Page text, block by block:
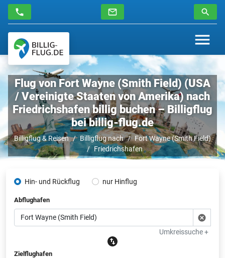
Flug von Fort Wayne (Smith Field) (USA
/ Vereinigte Staaten von Amerika) nach
Friedrichshafen billig buchen – Billigflug
bei billig-flug.de
Billigflug & Reisen Billigflug nach
Fort Wayne (Smith Field)
Friedrichshafen
Hin- und Rückflug nur Hinflug
Abflughafen
Umkreissuche +
Zielflughafen